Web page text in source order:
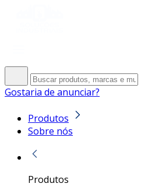
Gostaria de anunciar?
Produtos
Sobre nós
Produtos